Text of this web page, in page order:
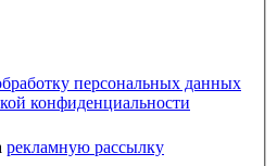
персональных данных
конфиденциальности
рекламную рассылку